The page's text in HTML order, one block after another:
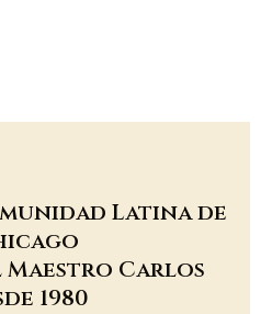
Latina de
Maestro Carlos
1980